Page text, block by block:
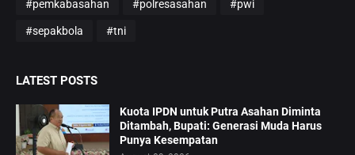
#pemkabasahan #polresasahan #pwi
#sepakbola #tni
LATEST POSTS
Kuota IPDN untuk Putra Asahan Diminta
Ditambah, Bupati: Generasi Muda Harus
Punya Kesempatan